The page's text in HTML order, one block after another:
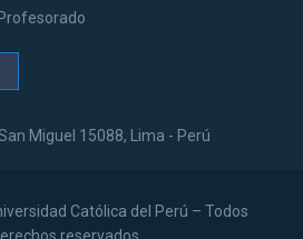
Miguel 15088, Lima - Perú
Católica del Perú – Todos